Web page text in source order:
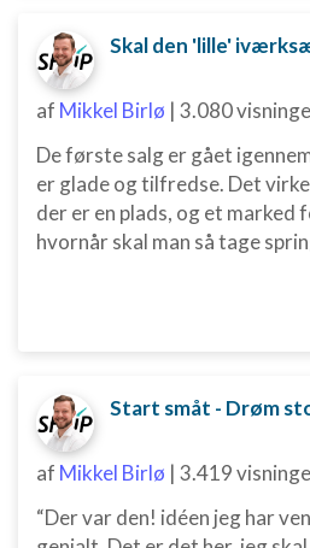
af Mikkel Birlø | 3.080
De første salg er gået
er glade og tilfredse. Det
der er en plads, og et marked
hvornår skal man så tage
Start småt - Drøm
af Mikkel Birlø | 3.419
“Der var den! idéen jeg har
Nødvendig
Ydeevne
Funktionel
Annoncering / marketing